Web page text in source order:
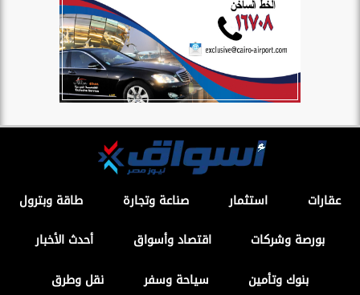
عقارات استثمار صناعة وتجارة
طاقة وبترول
بورصة وشركات
اقتصاد وأسواق
أحدث الأخبار
بنوك وتأمين
سياحة وسفر نقل وطرق